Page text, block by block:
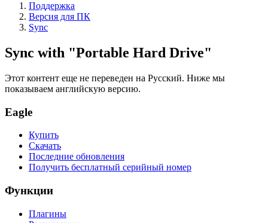
Поддержка
Версия для ПК
Sync
Sync with "Portable Hard Drive"
Этот контент еще не переведен на Русский. Ниже мы
показываем английскую версию.
Eagle
Купить
Скачать
Последние обновления
Получить бесплатный серийный номер
Функции
Плагины